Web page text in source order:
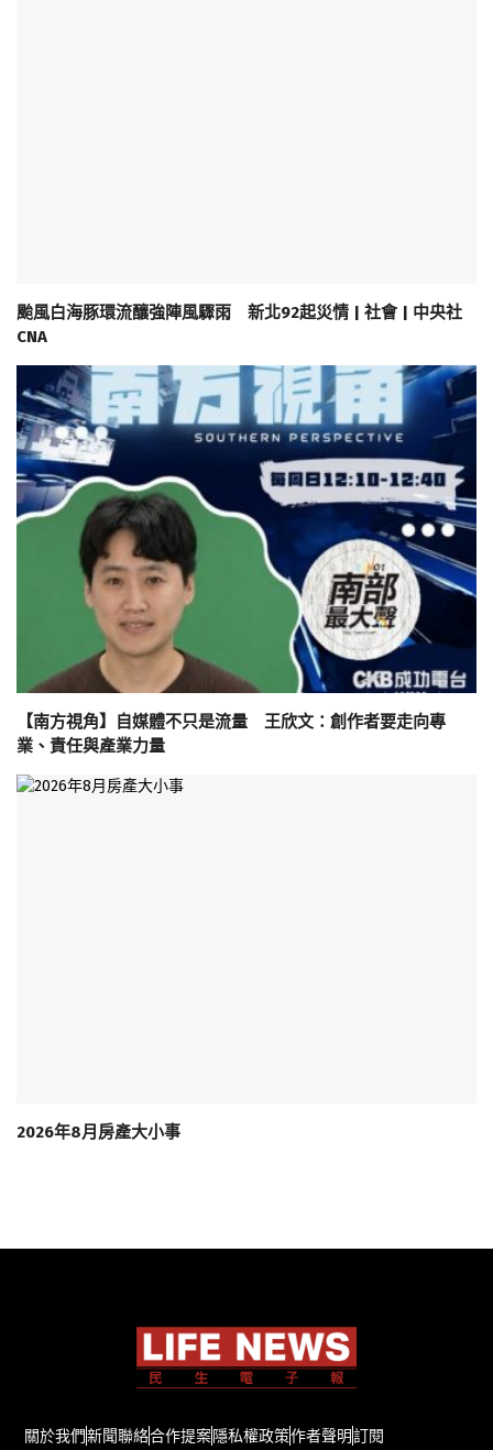
颱風白海豚環流釀強陣風驟雨 新北92起災情 | 社會 | 中央社
CNA
【南方視角】自媒體不只是流量 王欣文：創作者要走向專
業、責任與產業力量
2026年8月房產大小事
關於我們新聞聯絡合作提案隱私權政策作者聲明訂閱